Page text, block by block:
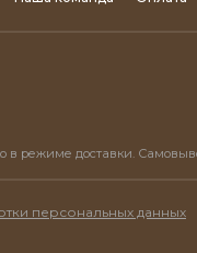
в режиме доставки.
персональных данных